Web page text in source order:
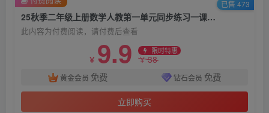
25秋季二年级上册数学人教第一单元同步练习一课一练（学霸）（含答案）
此内容为付费阅读，请付费后查看
￥ 9.9 限时特惠
￥38
黄金会员 免费 钻石会员 免费
立即购买
已售 473